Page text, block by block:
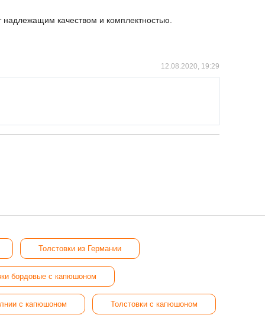
качеством и комплектностью.
12.08.2020, 19:29
Толстовки из Германии
бордовые с капюшоном
с капюшоном Толстовки с капюшоном